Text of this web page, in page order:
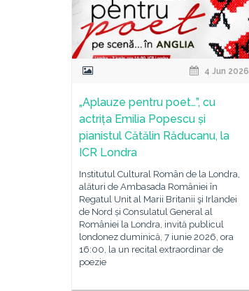
4 Jun 2026
„Aplauze pentru poet…”, cu
actrița Emilia Popescu și
pianistul Cătălin Răducanu, la
ICR Londra
Institutul Cultural Român de la Londra,
alături de Ambasada României în
Regatul Unit al Marii Britanii şi Irlandei
de Nord și Consulatul General al
României la Londra, invită publicul
londonez duminică, 7 iunie 2026, ora
16:00, la un recital extraordinar de
poezie